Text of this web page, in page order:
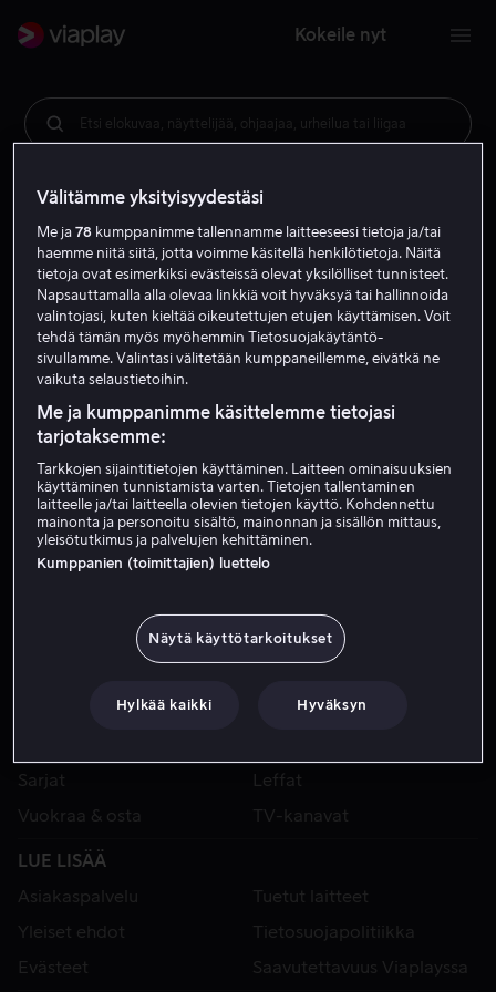
Kokeile nyt
Etsi elokuvaa, näyttelijää, ohjaajaa, urheilua tai liigaa
Sarjat
Leffat
Vuokraa & osta
TV-kanavat
LUE LISÄÄ
Asiakaspalvelu
Tuetut laitteet
Yleiset ehdot
Tietosuojapolitiikka
Evästeet
Saavutettavuus Viaplayssa
Välitämme yksityisyydestäsi
Me ja78 kumppanimme tallennamme laitteeseesi tietoja ja/tai
haemme niitä siitä, jotta voimme käsitellä henkilötietoja. Näitä
tietoja ovat esimerkiksi evästeissä olevat yksilölliset tunnisteet.
Napsauttamalla alla olevaa linkkiä voit hyväksyä tai hallinnoida
valintojasi, kuten kieltää oikeutettujen etujen käyttämisen. Voit
tehdä tämän myös myöhemmin Tietosuojakäytäntö-
sivullamme. Valintasi välitetään kumppaneillemme, eivätkä ne
vaikuta selaustietoihin.
Me ja kumppanimme käsittelemme tietojasi
tarjotaksemme:
Tarkkojen sijaintitietojen käyttäminen. Laitteen ominaisuuksien
käyttäminen tunnistamista varten. Tietojen tallentaminen
laitteelle ja/tai laitteella olevien tietojen käyttö. Kohdennettu
mainonta ja personoitu sisältö, mainonnan ja sisällön mittaus,
yleisötutkimus ja palvelujen kehittäminen.
Kumppanien (toimittajien) luettelo
Näytä käyttötarkoitukset
Hylkää kaikki Hyväksyn